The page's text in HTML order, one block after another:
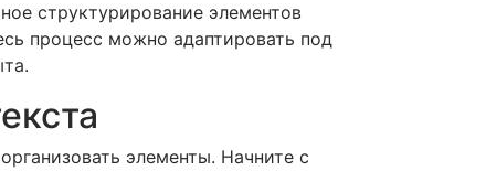
структурирование элементов
процесс можно адаптировать под
элементы. Начните с